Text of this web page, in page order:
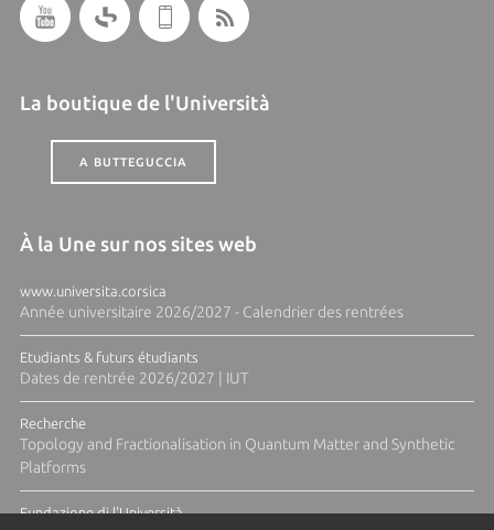
La boutique de l'Università
A BUTTEGUCCIA
À la Une sur nos sites web
www.universita.corsica
Année universitaire 2026/2027 - Calendrier des rentrées
Etudiants & futurs étudiants
Dates de rentrée 2026/2027 | IUT
Recherche
Topology and Fractionalisation in Quantum Matter and Synthetic
Platforms
Fundazione di l'Università